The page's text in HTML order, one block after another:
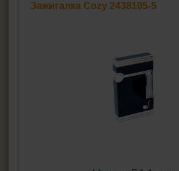
Зажигалка Cozy 2438105-5